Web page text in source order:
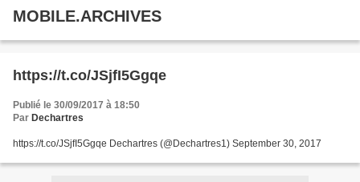
MOBILE.ARCHIVES
https://t.co/JSjfI5Ggqe
Publié le 30/09/2017 à 18:50
Par Dechartres
https://t.co/JSjfI5Ggqe Dechartres (@Dechartres1) September 30, 2017